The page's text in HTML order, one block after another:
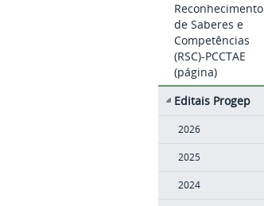
Reconhecimento
de Saberes e
Competências
(RSC)-PCCTAE
(página)
Editais Progep
2026
2025
2024